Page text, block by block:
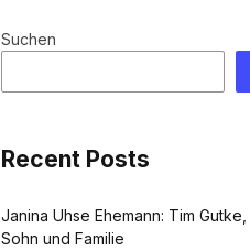
Suchen
Recent Posts
Janina Uhse Ehemann: Tim
Sohn und Familie